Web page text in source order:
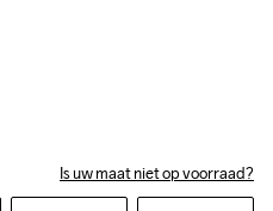
Is uw maat niet op voorraad?